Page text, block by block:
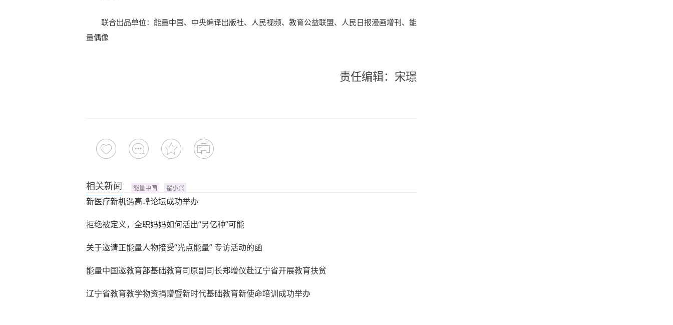
联合出品单位：能量中国、中央编译出版社、人民视频、教育公益联盟、人民日报漫画增刊、能
量偶像
责任编辑：宋璟
相关新闻 能量中国 翟小兴
新医疗新机遇高峰论坛成功举办
拒绝被定义，全职妈妈如何活出“另亿种”可能
关于邀请正能量人物接受“光点能量” 专访活动的函
能量中国邀教育部基础教育司原副司长郑增仪赴辽宁省开展教育扶贫
辽宁省教育教学物资捐赠暨新时代基础教育新使命培训成功举办